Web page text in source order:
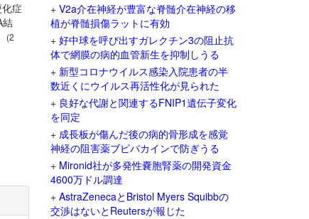
症
結
(2
+ V2a介在神経が豊富な脊髄介在神経の移
植が脊髄損傷ラットに有効
+ 好中球を呼び出すガレクチン3の阻止抗
体で網膜の病的血管新生を抑制しうる
+ 新型コロナウイルス感染入院患者の半
数近くにウイルス再活性化が見られた
+ 良好な代謝と関連するFNIP1遺伝子変化
を同定
+ 成長板が傷んだ後の病的骨形成を感覚
神経の阻害薬ブピバカインで防ぎうる
+ Mironid社が多発性嚢胞腎薬の開発資金
4600万ドル調達
+ AstraZenecaとBristol Myers Squibbの
交渉はないとReutersが報じた